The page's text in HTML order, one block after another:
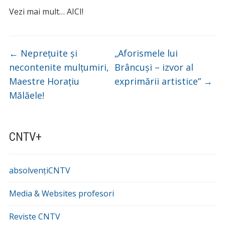
CNTV+
absolvențiCNTV
Media & Websites profesori
Reviste CNTV
Vezi mai mult… AICI!
← Neprețuite și
necontenite mulțumiri,
Maestre Horațiu
Mălăele!
„Aforismele lui
Brâncuși – izvor al
exprimării artistice” →